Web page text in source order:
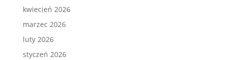
kwiecień 2026
marzec 2026
luty 2026
styczeń 2026